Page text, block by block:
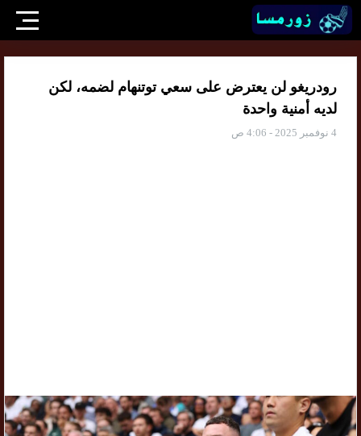
رودريغو لن يعترض على سعي توتنهام لضمه، لكن
لديه أمنية واحدة
4 نوفمبر 2025 - 4:06 ص